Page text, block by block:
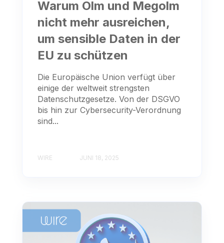
Warum Olm und Megolm
nicht mehr ausreichen,
um sensible Daten in der
EU zu schützen
Die Europäische Union verfügt über
einige der weltweit strengsten
Datenschutzgesetze. Von der DSGVO
bis hin zur Cybersecurity-Verordnung
sind...
WIRE JUNI 18, 2025